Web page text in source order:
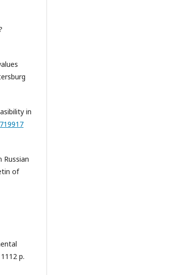
in
Russian
of
p.